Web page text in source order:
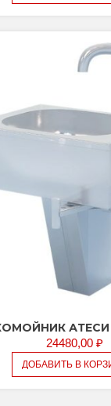
АТЕСИ
24480,00 ₽
ДОБАВИТЬ В